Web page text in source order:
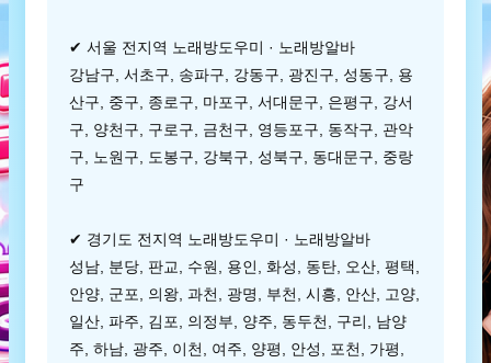
✔ 서울 전지역 노래방도우미 · 노래방알바
강남구, 서초구, 송파구, 강동구, 광진구, 성동구, 용
산구, 중구, 종로구, 마포구, 서대문구, 은평구, 강서
구, 양천구, 구로구, 금천구, 영등포구, 동작구, 관악
구, 노원구, 도봉구, 강북구, 성북구, 동대문구, 중랑
구
✔ 경기도 전지역 노래방도우미 · 노래방알바
성남, 분당, 판교, 수원, 용인, 화성, 동탄, 오산, 평택,
안양, 군포, 의왕, 과천, 광명, 부천, 시흥, 안산, 고양,
일산, 파주, 김포, 의정부, 양주, 동두천, 구리, 남양
주, 하남, 광주, 이천, 여주, 양평, 안성, 포천, 가평,